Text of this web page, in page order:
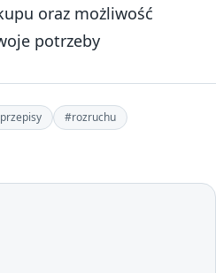
oraz możliwość
potrzeby
#rozruchu